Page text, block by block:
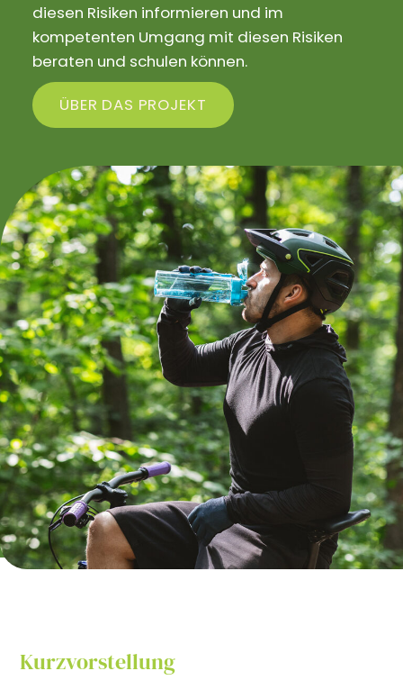
diesen Risiken informieren und im
kompetenten Umgang mit diesen Risiken
beraten und schulen können.
ÜBER DAS PROJEKT
Kurzvorstellung